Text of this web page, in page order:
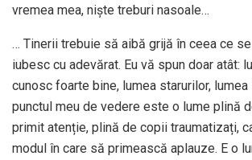
vremea mea, niște treburi nasoale…
… Tinerii trebuie să aibă grijă în ceea ce
iubesc cu adevărat. Eu vă spun doar atât:
cunosc foarte bine, lumea starurilor,
punctul meu de vedere este o lume plină
primit atenție, plină de copii traumatizați,
modul în care să primească aplauze. E o